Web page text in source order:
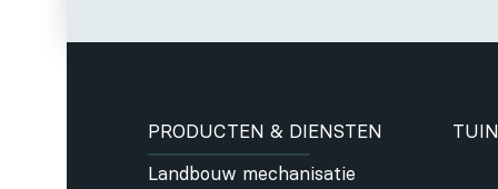
PRODUCTEN & DIENSTEN
Landbouw mechanisatie